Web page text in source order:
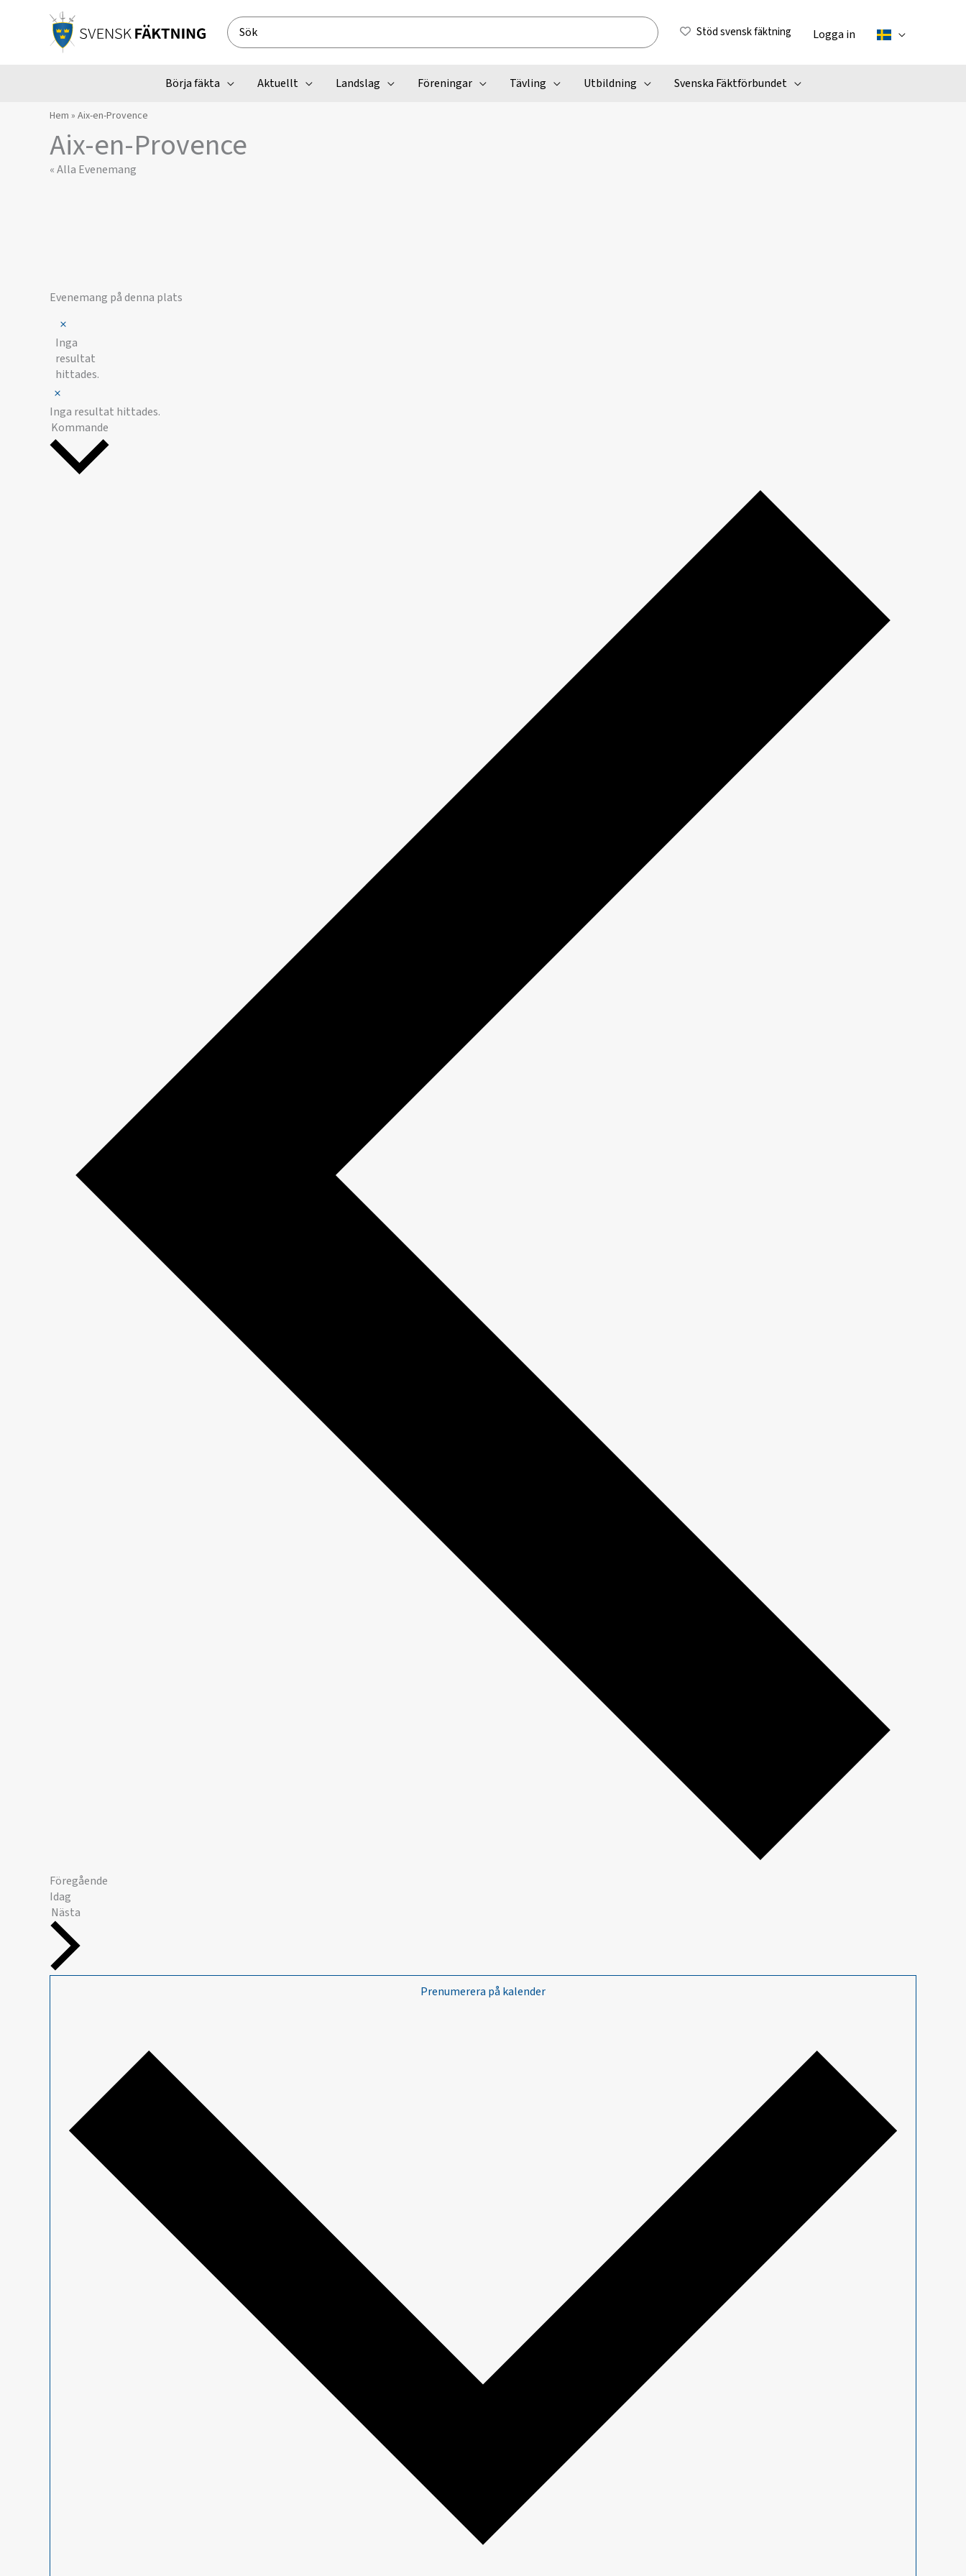
Search
for:
Stöd svensk fäktning Logga in
Börja fäkta Aktuellt Landslag Föreningar Tävling Utbildning Svenska Fäktförbundet
Hem » Aix-en-Provence
Aix-en-Provence
« Alla Evenemang
Evenemang på denna plats
Notis
Inga
resultat
hittades.
Inga resultat hittades.
Kommande
datum.
Föregående
Idag
Nästa
Prenumerera på kalender